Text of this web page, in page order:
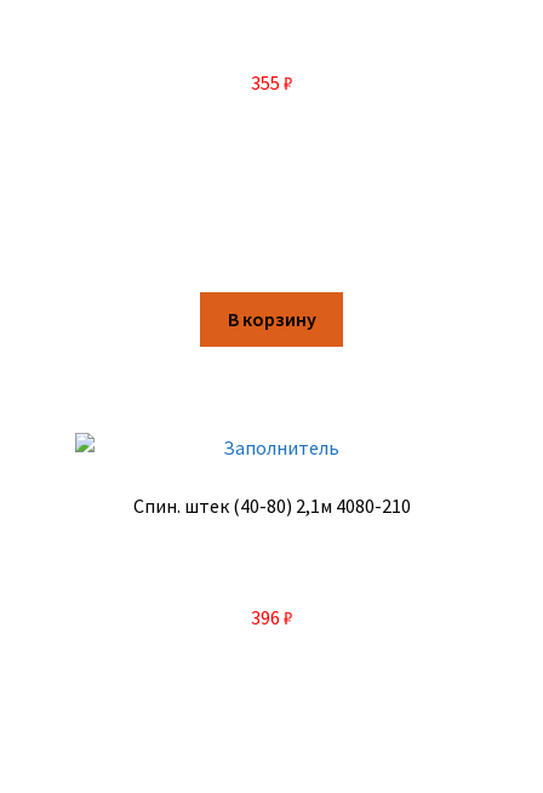
355 ₽
В корзину
Спин. штек (40-80) 2,1м 4080-210
396 ₽